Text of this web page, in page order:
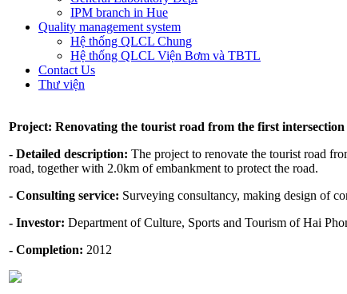
IPM branch in Hue
Quality management system
Hệ thống QLCL Chung
Hệ thống QLCL Viện Bơm và TBTL
Contact Us
Thư viện
Project: Renovating the tourist road from the first
- Detailed description: The project to renovate the tourist road
road, together with 2.0km of embankment to protect the road.
- Consulting service: Surveying consultancy, making design of
- Investor: Department of Culture, Sports and Tourism of Hai
- Completion: 2012